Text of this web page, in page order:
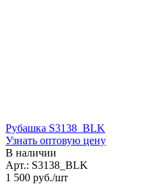
Рубашка S3138_BLK
Узнать оптовую цену
В наличии
Арт.: S3138_BLK
1 500 руб./шт